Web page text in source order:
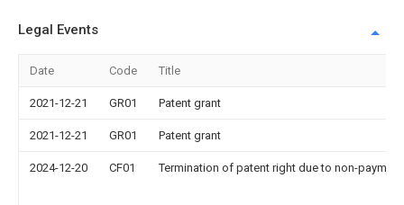
Legal Events
Date Code Title
2021-12-21 GR01 Patent grant
2021-12-21 GR01 Patent grant
2024-12-20 CF01 Termination of patent right due to non-